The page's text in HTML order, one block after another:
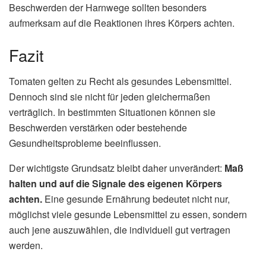
Beschwerden der Harnwege sollten besonders
aufmerksam auf die Reaktionen ihres Körpers achten.
Fazit
Tomaten gelten zu Recht als gesundes Lebensmittel.
Dennoch sind sie nicht für jeden gleichermaßen
verträglich. In bestimmten Situationen können sie
Beschwerden verstärken oder bestehende
Gesundheitsprobleme beeinflussen.
Der wichtigste Grundsatz bleibt daher unverändert: Maß
halten und auf die Signale des eigenen Körpers
achten. Eine gesunde Ernährung bedeutet nicht nur,
möglichst viele gesunde Lebensmittel zu essen, sondern
auch jene auszuwählen, die individuell gut vertragen
werden.